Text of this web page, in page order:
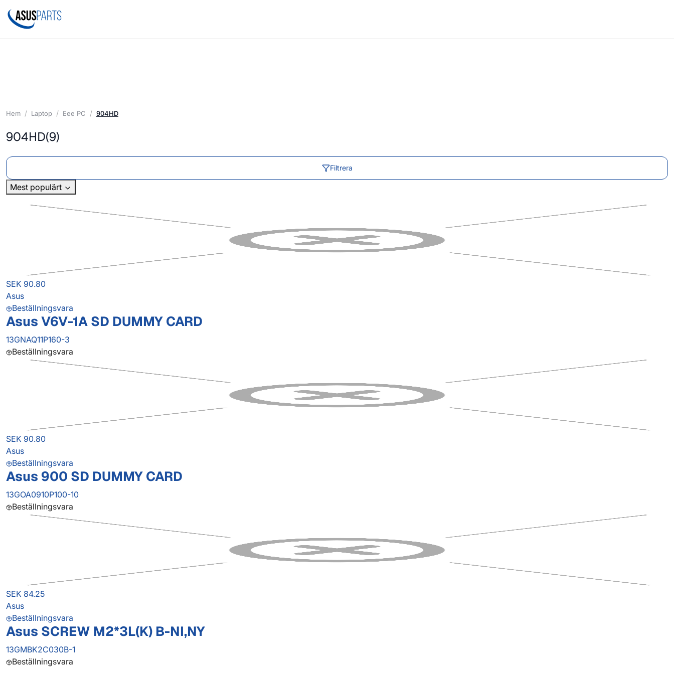
Hem Laptop Eee PC 904HD
904HD(9)
Filtrera
Mest populärt
SEK 90.80
Asus
Beställningsvara
Asus V6V-1A SD DUMMY CARD
13GNAQ11P160-3
Beställningsvara
SEK 90.80
Asus
Beställningsvara
Asus 900 SD DUMMY CARD
13GOA0910P100-10
Beställningsvara
SEK 84.25
Asus
Beställningsvara
Asus SCREW M2*3L(K) B-NI,NY
13GMBK2C030B-1
Beställningsvara